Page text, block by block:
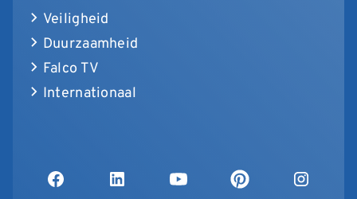
Veiligheid
Duurzaamheid
Falco TV
Internationaal